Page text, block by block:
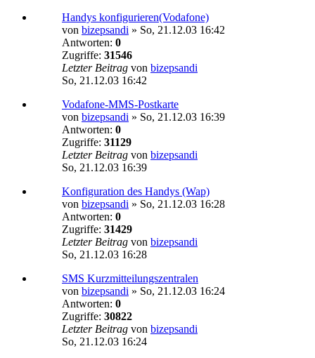
Handys konfigurieren(Vodafone)
von bizepsandi » So, 21.12.03 16:42
Antworten: 0
Zugriffe: 31546
Letzter Beitrag von bizepsandi
So, 21.12.03 16:42
Vodafone-MMS-Postkarte
von bizepsandi » So, 21.12.03 16:39
Antworten: 0
Zugriffe: 31129
Letzter Beitrag von bizepsandi
So, 21.12.03 16:39
Konfiguration des Handys (Wap)
von bizepsandi » So, 21.12.03 16:28
Antworten: 0
Zugriffe: 31429
Letzter Beitrag von bizepsandi
So, 21.12.03 16:28
SMS Kurzmitteilungszentralen
von bizepsandi » So, 21.12.03 16:24
Antworten: 0
Zugriffe: 30822
Letzter Beitrag von bizepsandi
So, 21.12.03 16:24